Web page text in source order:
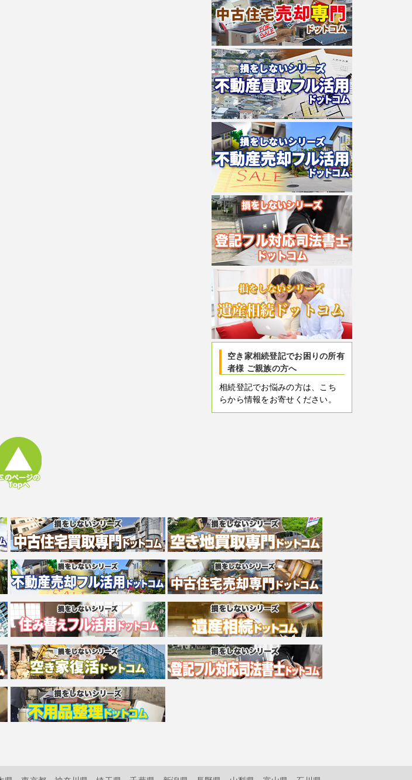
空き家相続登記でお困りの所有
者様 ご親族の方へ
相続登記でお悩みの方は、こち
らから情報をお寄せください。